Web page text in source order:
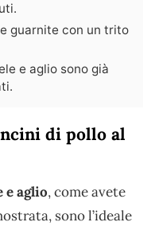
guarnite con un trito
e aglio sono già
di pollo al
e aglio, come avete
sono l’ideale